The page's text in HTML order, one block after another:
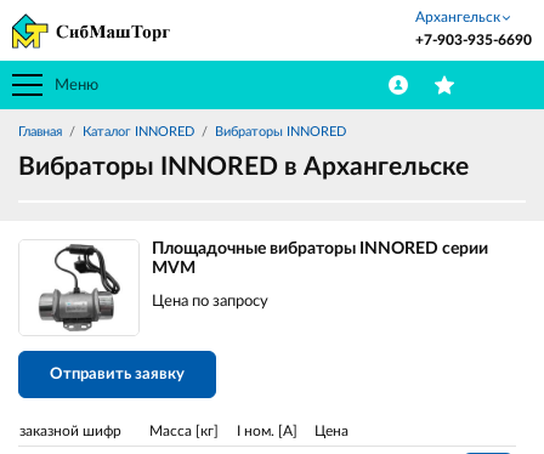
Меню
Архангельск
+7-903-935-6690
Главная Каталог INNORED Вибраторы INNORED
Вибраторы INNORED в Архангельске
Площадочные вибраторы INNORED серии
MVM
Цена по запросу
Отправить заявку
заказной шифр Масса [кг] I ном. [A] Цена